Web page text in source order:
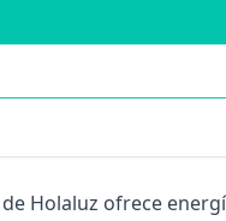
de Holaluz ofrece